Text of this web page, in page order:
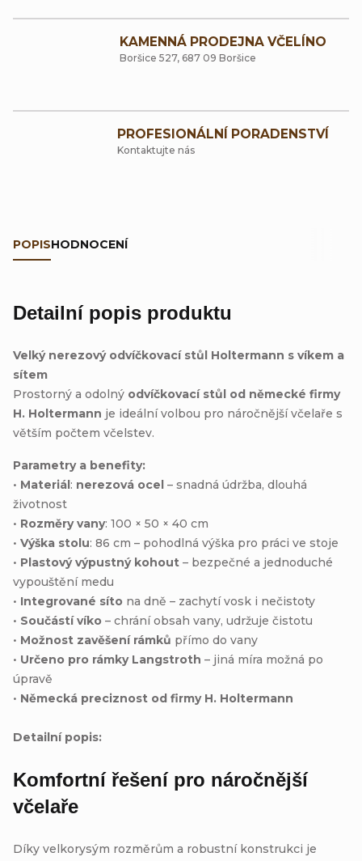
KAMENNÁ PRODEJNA VČELÍNO
Boršice 527, 687 09 Boršice
PROFESIONÁLNÍ PORADENSTVÍ
Kontaktujte nás
POPISHODNOCENÍ
Detailní popis produktu
Velký nerezový odvíčkovací stůl Holtermann s víkem a
sítem
Prostorný a odolný odvíčkovací stůl od německé firmy
H. Holtermann je ideální volbou pro náročnější včelaře s
větším počtem včelstev.
Parametry a benefity:
• Materiál: nerezová ocel – snadná údržba, dlouhá
životnost
• Rozměry vany: 100 × 50 × 40 cm
• Výška stolu: 86 cm – pohodlná výška pro práci ve stoje
• Plastový výpustný kohout – bezpečné a jednoduché
vypouštění medu
• Integrované síto na dně – zachytí vosk i nečistoty
• Součástí víko – chrání obsah vany, udržuje čistotu
• Možnost zavěšení rámků přímo do vany
• Určeno pro rámky Langstroth – jiná míra možná po
úpravě
• Německá preciznost od firmy H. Holtermann
Detailní popis:
Komfortní řešení pro náročnější
včelaře
Díky velkorysým rozměrům a robustní konstrukci je